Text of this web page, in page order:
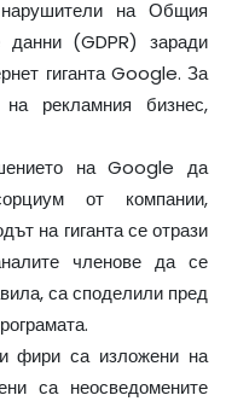
на Общия
данни (GDPR) заради
гиганта Google. За
на рекламния бизнес,
на Google да
от компании,
на гиганта се отрази
членове да се
са споделили пред
фири са изложени на
са неосведомените